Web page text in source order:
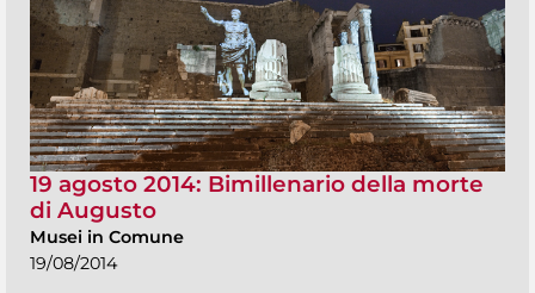
19 agosto 2014: Bimillenario della morte
di Augusto
Musei in Comune
19/08/2014